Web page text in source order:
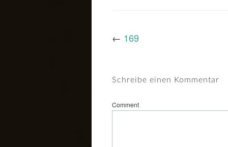
← 169
Schreibe einen Kommentar
Comment